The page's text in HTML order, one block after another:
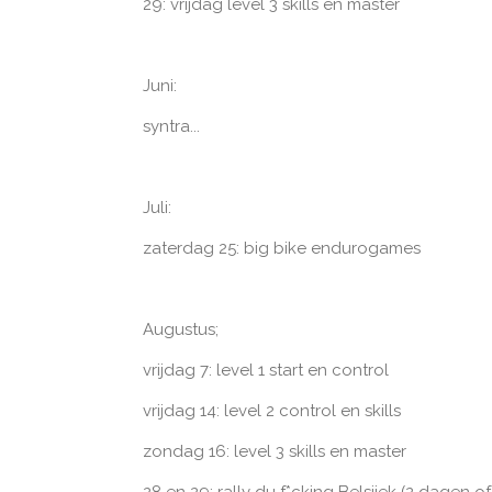
Juni:
syntra...
Juli:
zaterdag 25: big bike endurogames
Augustus;
vrijdag 7: level 1 start en control
vrijdag 14: level 2 control en skills
zondag 16: level 3 skills en master